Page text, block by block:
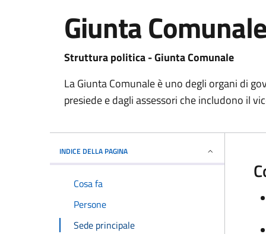
Giunta Comunale
Struttura politica - Giunta Comunale
La Giunta Comunale è uno degli organi di
presiede e dagli assessori che includono il
INDICE DELLA PAGINA
Cosa fa
Persone
Sede principale